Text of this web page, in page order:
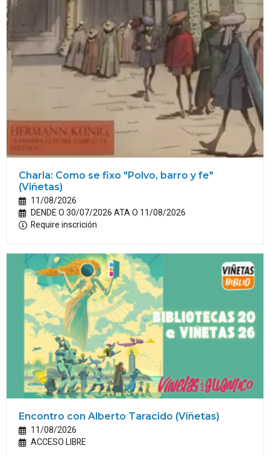
Charla: Como se fixo "Polvo, barro y fe"
(Viñetas)
11/08/2026
DENDE O 30/07/2026 ATA O 11/08/2026
Require inscrición
Encontro con Alberto Taracido (Viñetas)
11/08/2026
ACCESO LIBRE